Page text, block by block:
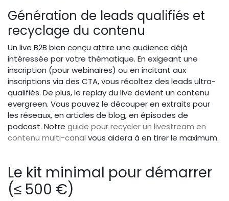
Génération de leads qualifiés et
recyclage du contenu
Un live B2B bien conçu attire une audience déjà
intéressée par votre thématique. En exigeant une
inscription (pour webinaires) ou en incitant aux
inscriptions via des CTA, vous récoltez des leads ultra-
qualifiés. De plus, le replay du live devient un contenu
evergreen. Vous pouvez le découper en extraits pour
les réseaux, en articles de blog, en épisodes de
podcast. Notre guide pour recycler un livestream en
contenu multi-canal vous aidera à en tirer le maximum.
Le kit minimal pour démarrer
(≤ 500 €)